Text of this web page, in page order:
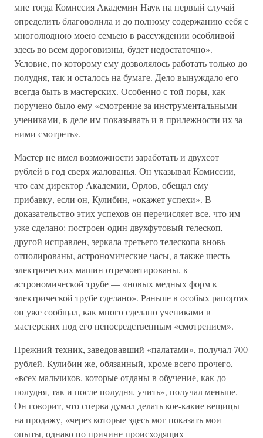
мне тогда Комиссия Академии Наук на первый случай
определить благоволила и до полному содержанию себя с
многолюдною моею семьею в рассуждении особливой
здесь во всем дороговизны, будет недостаточно».
Условие, по которому ему дозволялось работать только до
полудня, так и осталось на бумаге. Дело вынуждало его
всегда быть в мастерских. Особенно с той поры, как
поручено было ему «смотрение за инструментальными
учениками, в деле им показывать и в прилежности их за
ними смотреть».
Мастер не имел возможности заработать и двухсот
рублей в год сверх жалованья. Он указывал Комиссии,
что сам директор Академии, Орлов, обещал ему
прибавку, если он, Кулибин, «окажет успехи». В
доказательство этих успехов он перечисляет все, что им
уже сделано: построен один двухфутовый телескоп,
другой исправлен, зеркала третьего телескопа вновь
отполированы, астрономические часы, а также шесть
электрических машин отремонтированы, к
астрономической трубе — «новых медных форм к
электрической трубе сделано». Раньше в особых рапортах
он уже сообщал, как много сделано учениками в
мастерских под его непосредственным «смотрением».
Прежний техник, заведовавший «палатами», получал 700
рублей. Кулибин же, обязанный, кроме всего прочего,
«всех мальчиков, которые отданы в обучение, как до
полудня, так и после полудня, учить», получал меньше.
Он говорит, что сперва думал делать кое-какие вещицы
на продажу, «через которые здесь мог показать мои
опыты, однако по причине происходящих